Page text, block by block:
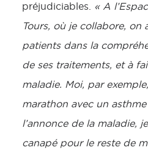
préjudiciables.
« A
Tours, où je collabore, on
patients dans la
de ses traitements, et à
maladie. Moi, par
marathon avec un asthme
l’annonce de la maladie,
canapé pour le reste de